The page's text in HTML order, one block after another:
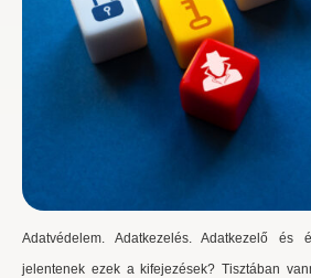
Adatvédelem. Adatkezelés. Adatkezelő és
jelentenek ezek a kifejezések? Tisztában